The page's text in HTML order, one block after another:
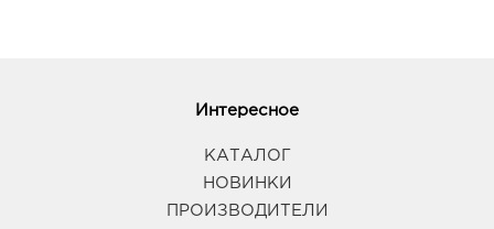
Интересное
КАТАЛОГ
НОВИНКИ
ПРОИЗВОДИТЕЛИ